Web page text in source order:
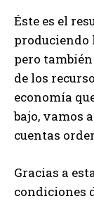
Éste es el
produciendo
pero
de los
economía
bajo, vamos
cuentas
Gracias a
condiciones